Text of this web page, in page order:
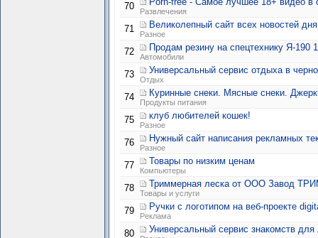
70 Развлечения
71 Великолепный сайт всех новостей дня
Разное
72 Продам резину на спецтехнику Я-190
Автомобили
73 Универсальный сервис отдыха в
Отдых
74 Куринные снеки. Мясные снеки.
Продукты питания
75 клуб любителей кошек!
Разное
76 Нужный сайт написания рекламных
Разное
77 Товары по низким ценам
Компьютеры
78 Триммерная леска от ООО Завод
Товары и услуги
79 Ручки с логотипом на веб-проекте
Реклама
80 Универсальный сервис знакомств